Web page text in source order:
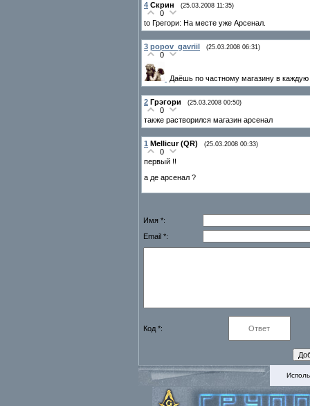
4 Скрин (25.03.2008 11:35)
0
to Грегори: На месте уже Арсенал.
3 popov_gavriil (25.03.2008 06:31)
0
Даёшь по частному магазину в каждую
2 Грэгори (25.03.2008 00:50)
0
также растворился магазин арсенал
1 Mellicur (QR) (25.03.2008 00:33)
0
первый !!
а де арсенал ?
Имя *:
Email *:
Код *: